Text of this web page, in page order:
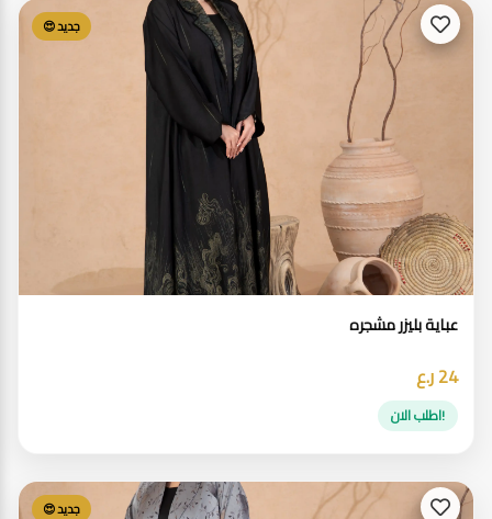
جديد 😍
عباية بليزر مشجره
24 ر.ع
!اطلب الان
جديد 😍